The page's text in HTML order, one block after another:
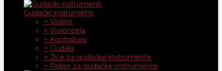
Gudački instrumenti
+ Violine
+ Violončela
+ Kontrabasi
+ Gudala
+ Žice za gudačke instrumente
+ Pribor za gudačke instrumente